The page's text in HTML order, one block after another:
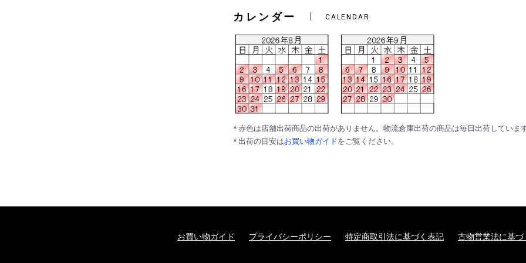
カレンダー CALENDAR
* 赤色は店舗出荷商品の出荷がありません。物流倉庫出荷の商品は毎日出荷しています
* 出荷の目安はお買い物ガイドをご覧ください。
お買い物ガイド プライバシーポリシー 特定商取引法に基づく表記 古物営業法に基づ